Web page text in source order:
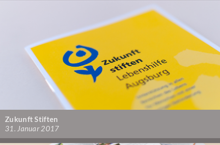
Zukunft Stiften
31. Januar 2017